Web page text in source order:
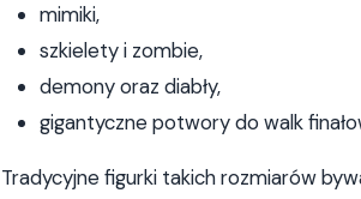
mimiki,
szkielety i zombie,
demony oraz diabły,
gigantyczne potwory do walk
Tradycyjne figurki takich rozmiarów